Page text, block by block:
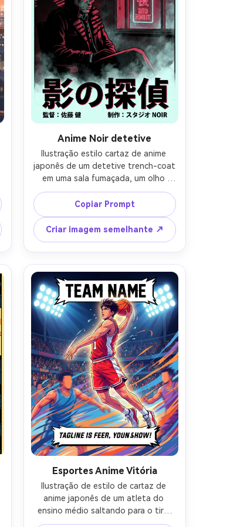
Anime Noir detetive
Ilustração estilo cartaz de anime
japonês de um detetive trench-coat
em uma sala fumaçada, um olho
atraente luz, sombras venezianas-
cegas em todo o rosto, sinal de
néon brilho fora da janela, paleta
limitada de preto, carmesim e ciano,
formas gráficas nítidas, contraste
cinematográfico, título negrito na
metade inferior, créditos mínimos,
elegante chave de mistério visual,
lente de 85mm, profundidade de
campo rasa-AR 4:5
Copiar Prompt
Criar imagem semelhante ↗
Esportes Anime Vitória
Ilustração de estilo de cartaz de
anime japonês de um atleta do
ensino médio saltando para o tiro
vencedor, suor e arcos de